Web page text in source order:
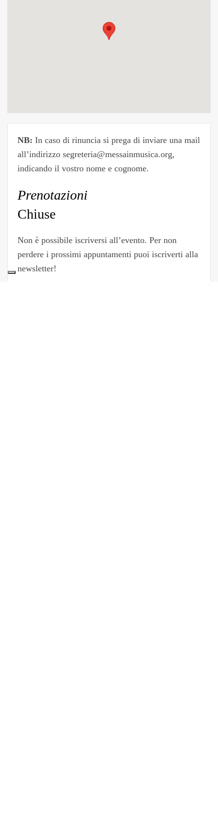
NB: In caso di rinuncia si prega di inviare una mail
all’indirizzo segreteria@messainmusica.org,
indicando il vostro nome e cognome.
Prenotazioni
Chiuse
Non è possibile iscriversi all’evento. Per non
perdere i prossimi appuntamenti puoi iscriverti alla
newsletter!